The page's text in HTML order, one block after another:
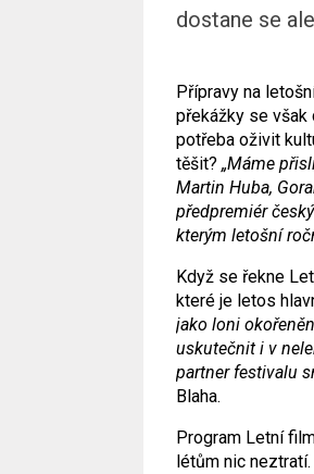
dostane se
Přípravy na
překážky se však
potřeba oživit
těšit? „Máme p
Martin Huba,
předpremiér
kterým letošní
Když se řekne
které je letos
jako loni
uskutečnit i v
partner festivalu
Blaha.
Program Letní
létům nic